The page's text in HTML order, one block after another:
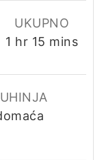
UKUPNO
1 hour
hr 15 minutes
mins